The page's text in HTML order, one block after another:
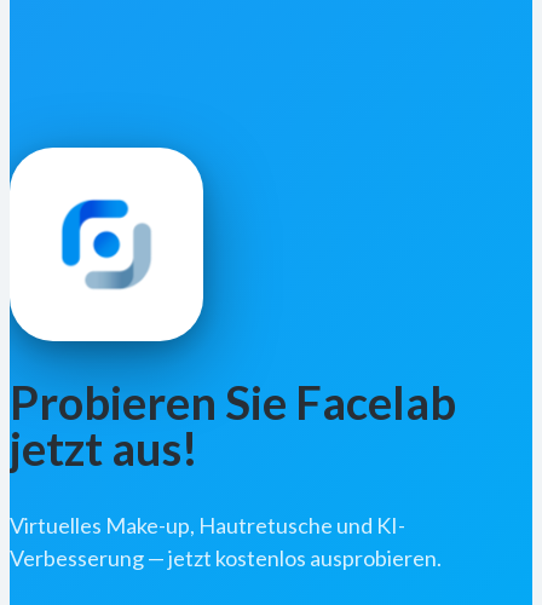
Probieren Sie Facelab
jetzt aus!
Virtuelles Make-up, Hautretusche und KI-
Verbesserung — jetzt kostenlos ausprobieren.